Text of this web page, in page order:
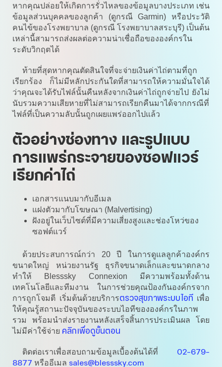
หากคุณปล่อยให้เกิดการรั่วไหลของข้อมูลบางประเภท เช่น
ข้อมูลส่วนบุคคลของลูกค้า (ดูกรณี Garmin) หรือประวัติ
คนไข้ของโรงพยาบาล (ดูกรณี โรงพยาบาลสระบุรี) เป็นต้น
เหล่านี้สามารถส่งผลต่อความน่าเชื่อถือขององค์กรใน
ระดับวิกฤตได้
ท้ายที่สุดหากคุณตัดสินใจที่จะจ่ายเงินค่าไถ่ตามที่ถูก
เรียกร้อง ก็ไม่มีหลักประกันใดที่สามารถให้ความมั่นใจได้
ว่าคุณจะได้รับไฟล์นั้นคืนหลังจากเงินค่าไถ่ถูกจ่ายไป ยังไม่
นับรวมความเสียหายที่ไม่สามารถเรียกคืนมาได้จากกรณีที่
ไฟล์ที่เป็นความลับนั้นถูกเผยแพร่ออกไปแล้ว
ตัวอย่างช่องทาง และรูปแบบ
การแพร่กระจายของซอฟแวร์
เรียกค่าไถ่
เอกสารแนบมากับอีเมล
แฝงตัวมากับโฆษณา (Malvertising)
ฝังอยู่ในเว็บไซต์ที่มีความเสี่ยงสูงและช่องโหว่ของ
ซอฟต์แวร์
ด้วยประสบการณ์กว่า 20 ปี ในการดูแลลูกค้าองค์กร
ขนาดใหญ่ หน่วยงานรัฐ ธุรกิจขนาดเล็กและขนาดกลาง
ทำให้ Blesssky Connexion มีความพร้อมทั้งด้าน
เทคโนโลยีและทีมงาน ในการช่วยคุณป้องกันองค์กรจาก
การถูกโจมตี เริ่มต้นด้วยบริการตรวจสุขภาพระบบไอทีเพื่อ
ให้คุณรู้สถานะปัจจุบันของระบบไอทีขององค์กรในภาพ
รวม พร้อมนำส่งรายงานหลังเสร็จสิ้นการประเมินผล โดย
ไม่มีค่าใช้จ่าย คลิกเพื่อดูขั้นตอน
ติดต่อเราเพื่อสอบถามข้อมูลเบื้องต้นได้ที่ 02-679-
8877 หรืออีเมล sales@blesssky.com